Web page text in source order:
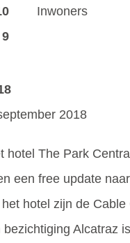
Inwoners
9
2018
hotel The Park
een free update
hotel zijn de
Alcatraz